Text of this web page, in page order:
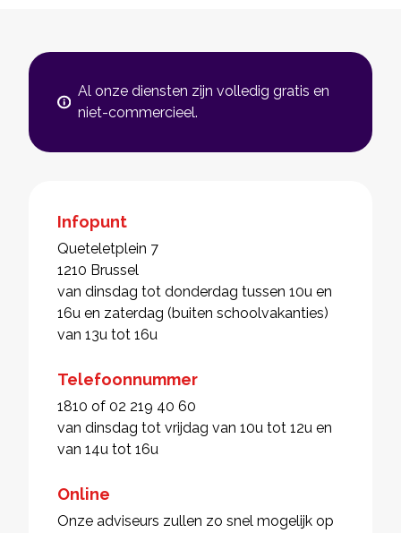
Al onze diensten zijn volledig gratis en
niet-commercieel.
Infopunt
Queteletplein 7
1210 Brussel
van dinsdag tot donderdag tussen 10u en
16u en zaterdag (buiten schoolvakanties)
van 13u tot 16u
Telefoonnummer
1810 of 02 219 40 60
van dinsdag tot vrijdag van 10u tot 12u en
van 14u tot 16u
Online
Onze adviseurs zullen zo snel mogelijk op